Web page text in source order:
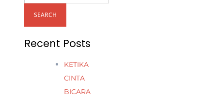
SEARCH
Recent Posts
KETIKA
CINTA
BICARA